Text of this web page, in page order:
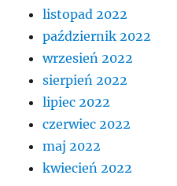
listopad 2022
październik 2022
wrzesień 2022
sierpień 2022
lipiec 2022
czerwiec 2022
maj 2022
kwiecień 2022